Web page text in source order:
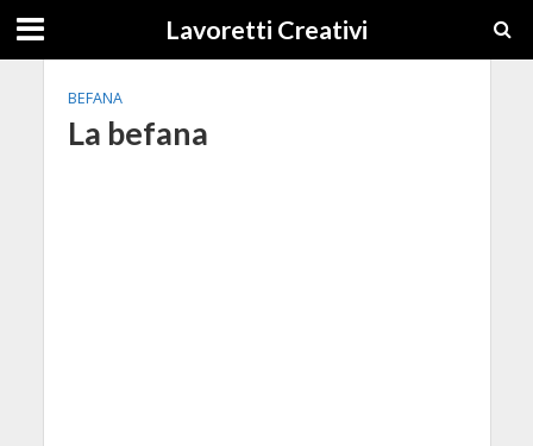
Lavoretti Creativi
BEFANA
La befana